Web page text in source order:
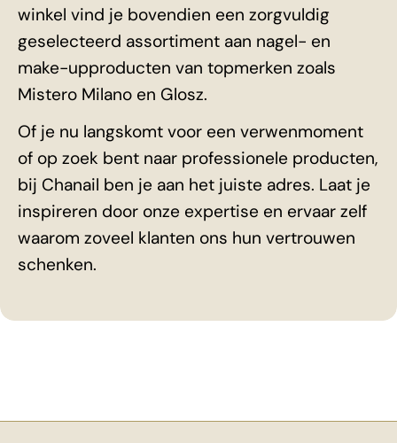
winkel vind je bovendien een zorgvuldig
geselecteerd assortiment aan nagel- en
make-upproducten van topmerken zoals
Mistero Milano en Glosz.
Of je nu langskomt voor een verwenmoment
of op zoek bent naar professionele producten,
bij Chanail ben je aan het juiste adres. Laat je
inspireren door onze expertise en ervaar zelf
waarom zoveel klanten ons hun vertrouwen
schenken.